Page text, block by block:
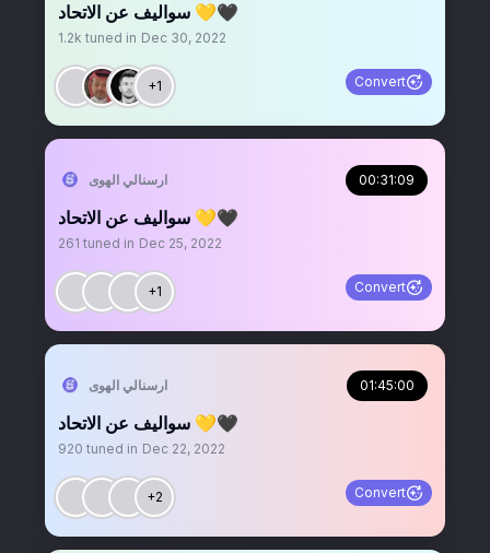
سواليف عن الاتحاد 💛🖤
1.2k tuned in Dec 30, 2022
+1 Convert
‏ارسنالي الهوى 00:31:09
سواليف عن الاتحاد 💛🖤
261 tuned in Dec 25, 2022
+1 Convert
‏ارسنالي الهوى 01:45:00
سواليف عن الاتحاد 💛🖤
920 tuned in Dec 22, 2022
+2 Convert